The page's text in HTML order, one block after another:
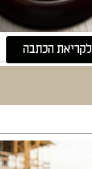
לקריאת הכתבה